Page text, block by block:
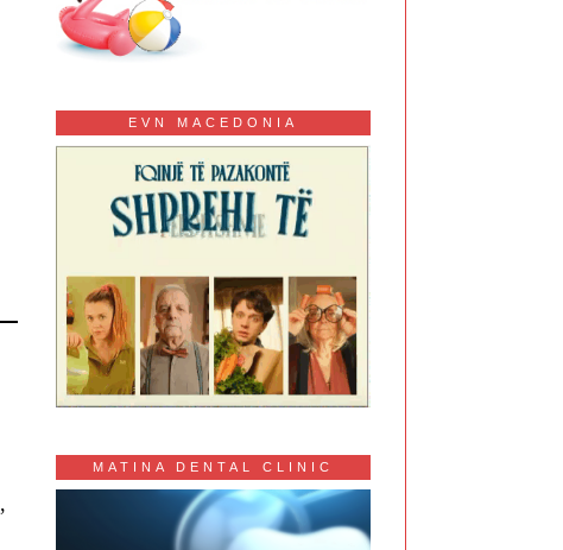
,
EVN MACEDONIA
MATINA DENTAL CLINIC